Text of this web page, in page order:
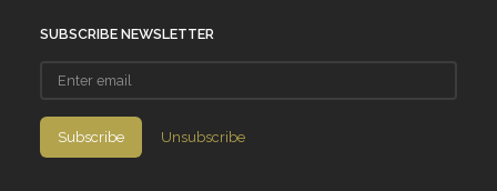
SUBSCRIBE NEWSLETTER
email
Subscribe Unsubscribe